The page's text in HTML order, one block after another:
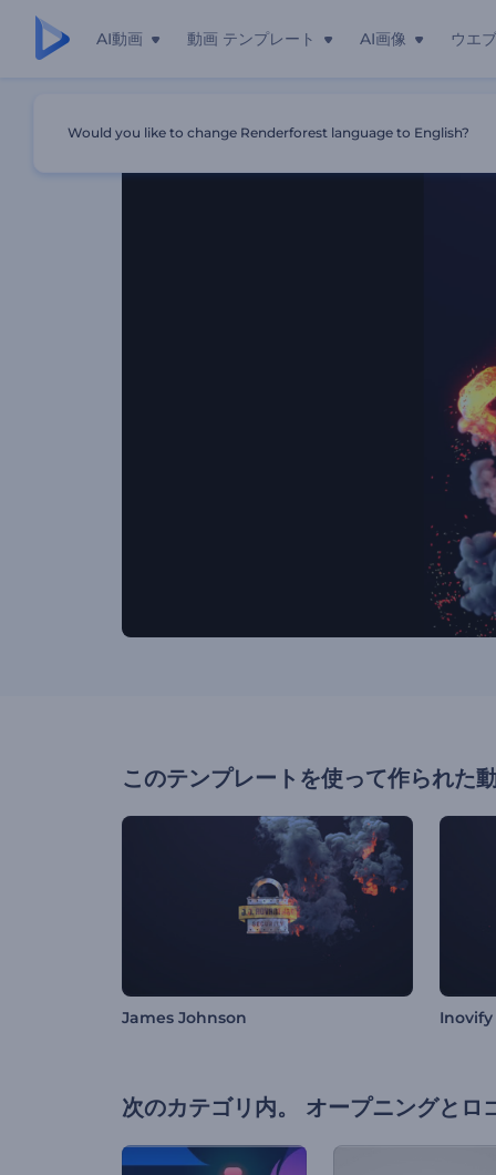
AI動画 動画 テンプレート AI画像 ウエ
このテンプレートを使って作られた
James Johnson Inovify
次のカテゴリ内。 オープニングとロ
Would you like to change Renderforest language to English?